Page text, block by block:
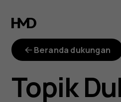
Bagaimana
cara
mengatur
Beranda dukungan
Topik